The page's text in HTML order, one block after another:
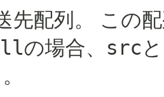
先配列。 この
の場合、 src